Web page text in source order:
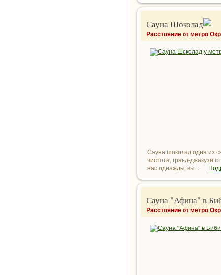
Сауна Шоколад
Расстояние от метро
Сауна шоколад одна из
чистота, гранд-джакузи
нас однажды, вы ...
Сауна "Афина" в
Расстояние от метро